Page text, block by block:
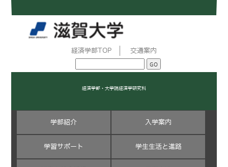
経済学部TOP 交通案内
経済学部・大学院経済学研究科
学部紹介 入学案内
学習サポート 学生生活と進路